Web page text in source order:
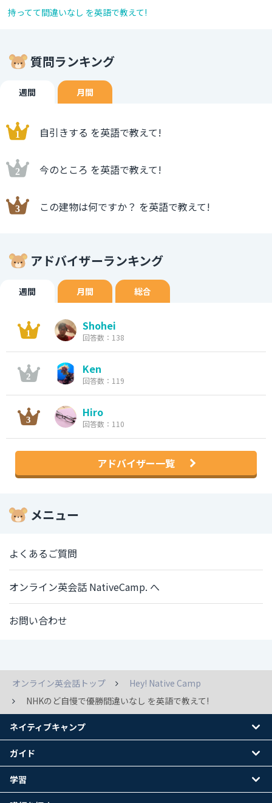
持ってて間違いなし を英語で教えて!
質問ランキング
週間 月間
自引きする を英語で教えて!
今のところ を英語で教えて!
この建物は何ですか？ を英語で教えて!
アドバイザーランキング
週間 月間 総合
Shohei
回答数：138
Ken
回答数：119
Hiro
回答数：110
アドバイザー一覧
メニュー
よくあるご質問
オンライン英会話 NativeCamp. へ
お問い合わせ
オンライン英会話トップ
Hey! Native Camp
NHKのど自慢で優勝間違いなし を英語で教えて!
ネイティブキャンプ
ガイド
学習